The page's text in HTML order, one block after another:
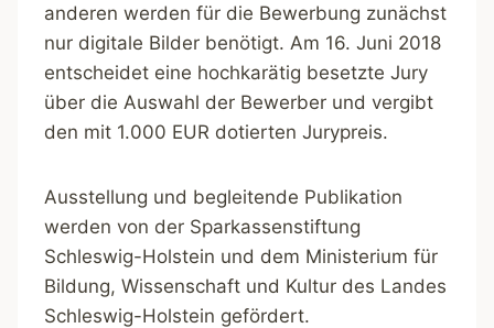
anderen werden für die Bewerbung zunächst
nur digitale Bilder benötigt. Am 16. Juni 2018
entscheidet eine hochkarätig besetzte Jury
über die Auswahl der Bewerber und vergibt
den mit 1.000 EUR dotierten Jurypreis.
Ausstellung und begleitende Publikation
werden von der Sparkassenstiftung
Schleswig-Holstein und dem Ministerium für
Bildung, Wissenschaft und Kultur des Landes
Schleswig-Holstein gefördert.